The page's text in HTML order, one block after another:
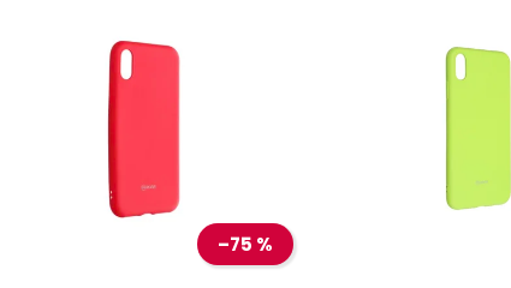
–75 %